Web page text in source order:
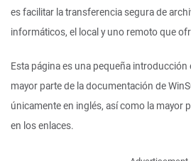
es facilitar la transferencia segura de
informáticos, el local y uno remoto que
Esta página es una pequeña introducción
mayor parte de la documentación de
únicamente en inglés, así como la mayor
en los enlaces.